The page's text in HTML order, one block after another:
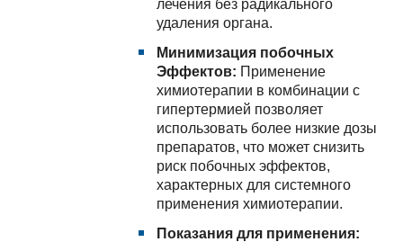
удаления органа.
Минимизация побочных
Эффектов: Применение
химиотерапии в комбинации с
гипертермией позволяет
использовать более низкие дозы
препаратов, что может снизить
риск побочных эффектов,
характерных для системного
применения химиотерапии.
Показания для применения: